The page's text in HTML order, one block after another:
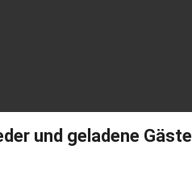
und geladene Gäste